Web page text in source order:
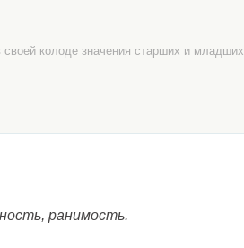
колоде значения старших и младших
ранимость.